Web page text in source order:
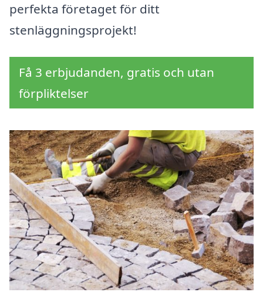
perfekta företaget för ditt
stenläggningsprojekt!
Få 3 erbjudanden, gratis och utan
förpliktelser